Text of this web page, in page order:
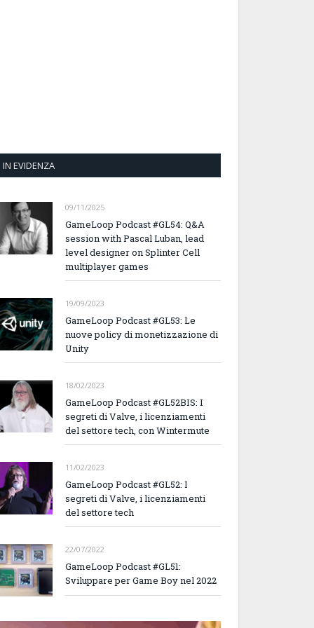
IN EVIDENZA
09/11/2025
GameLoop Podcast #GL54: Q&A
session with Pascal Luban, lead
level designer on Splinter Cell
multiplayer games
19/09/2023
GameLoop Podcast #GL53: Le
nuove policy di monetizzazione di
Unity
18/02/2023
GameLoop Podcast #GL52BIS: I
segreti di Valve, i licenziamenti
del settore tech, con Wintermute
11/02/2023
GameLoop Podcast #GL52: I
segreti di Valve, i licenziamenti
del settore tech
22/07/2022
GameLoop Podcast #GL51:
Sviluppare per Game Boy nel 2022